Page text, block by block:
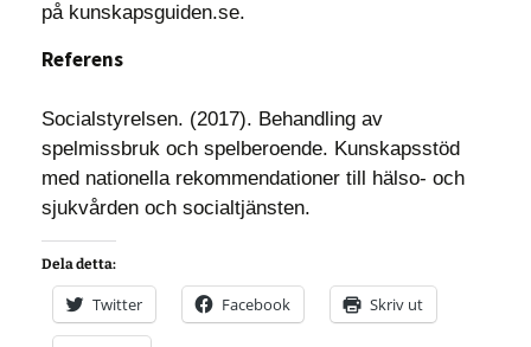
på kunskapsguiden.se.
Referens
Socialstyrelsen. (2017). Behandling av
spelmissbruk och spelberoende. Kunskapsstöd
med nationella rekommendationer till hälso- och
sjukvården och socialtjänsten.
Dela detta:
Twitter Facebook Skriv ut